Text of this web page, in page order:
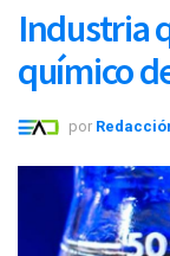
Industria
químico
por